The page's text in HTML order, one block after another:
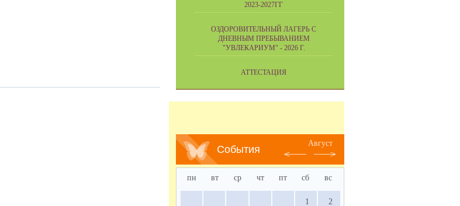
2023-2027ГГ
ОЗДОРОВИТЕЛЬНЫЙ ЛАГЕРЬ С
ДНЕВНЫМ ПРЕБЫВАНИЕМ
"УВЛЕКАРИУМ" - 2026 Г.
АТТЕСТАЦИЯ
События
Август
пн вт ср чт пт сб вс
1 2